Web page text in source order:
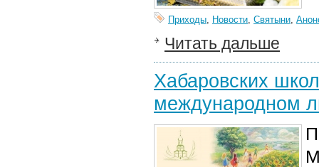
Приходы, Новости, Святыни,
Читать дальше
Хабаровских
международном